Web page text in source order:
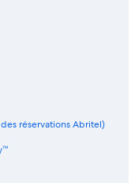
réservations Abritel)